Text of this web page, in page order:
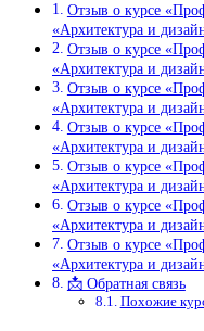
Отзыв о курсе
«Архитектура и
Отзыв о курсе
«Архитектура и
Отзыв о курсе
«Архитектура и
Отзыв о курсе
«Архитектура и
Отзыв о курсе
«Архитектура и
Отзыв о курсе
«Архитектура и
Отзыв о курсе
«Архитектура и
📩 Обратная связь
Похожие